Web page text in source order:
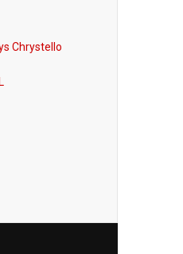
Chrystello